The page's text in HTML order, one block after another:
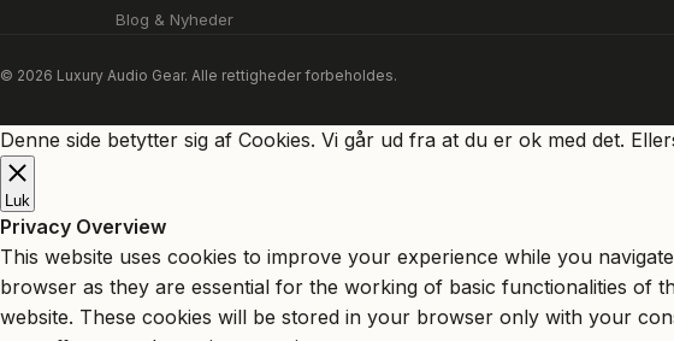
Blog & Nyheder
© 2026 Luxury Audio Gear. Alle rettigheder forbeholdes.
Denne side betytter sig af Cookies. Vi går ud fra at du er ok med det.
Luk
Privacy Overview
This website uses cookies to improve your experience while you
browser as they are essential for the working of basic functionalities of
website. These cookies will be stored in your browser only with your